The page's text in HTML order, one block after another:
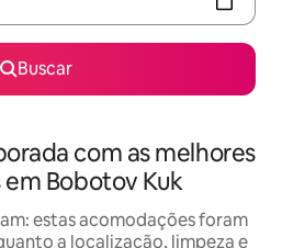
Buscar
com as melhores
em Bobotov Kuk
estas acomodações foram
a localização, limpeza e